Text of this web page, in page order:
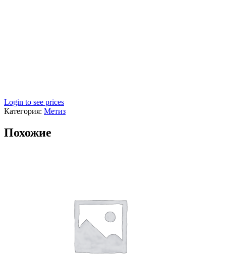
Login to see prices
Категория: Метиз
Похожие